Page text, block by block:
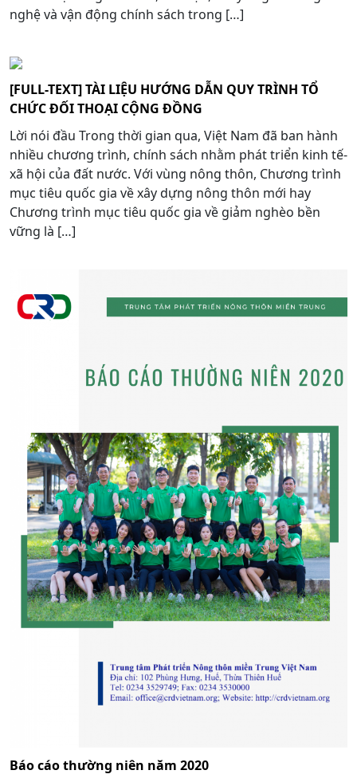
nghệ và vận động chính sách trong […]
[FULL-TEXT] TÀI LIỆU HƯỚNG DẪN QUY TRÌNH TỔ
CHỨC ĐỐI THOẠI CỘNG ĐỒNG
Lời nói đầu Trong thời gian qua, Việt Nam đã ban hành
nhiều chương trình, chính sách nhằm phát triển kinh tế-
xã hội của đất nước. Với vùng nông thôn, Chương trình
mục tiêu quốc gia về xây dựng nông thôn mới hay
Chương trình mục tiêu quốc gia về giảm nghèo bền
vững là […]
Báo cáo thường niên năm 2020